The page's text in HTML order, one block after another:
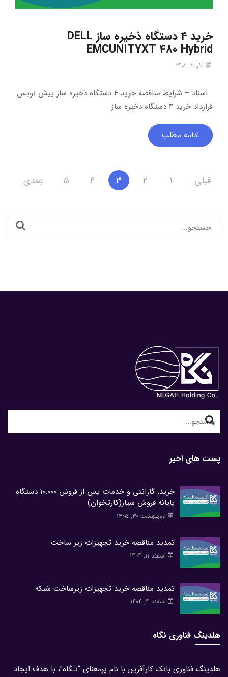
خرید ۴ دستگاه ذخیره ساز DELL
EMCUNITYXT 480 Hybrid
آذر ۳, ۱۴۰۳
اسناد – شرایط مناقصه خرید 4 دستگاه ذخیره ساز پیش نویس
قرارداد خرید 4 دستگاه ذخیره ساز
ادامه مطلب
صفحه‌بندی
قبلی 1
2
3
4
5 بعدی
for:
Search
for:
پست های اخیر
خرید، گارانتی و خدمات پس از فروش 10.000 دستگاه
پایانه فروش سیار(کارتخوان)
اردیبهشت ۳۰, ۱۴۰۵
تمدید مناقصه خرید تجهیزات زیر ساخت
اسفند ۱۱, ۱۴۰۴
تمدید مناقصه خرید تجهیزات زیرساخت شبکه
اسفند ۴, ۱۴۰۴
هلدینگ فناوری نگاه
هلدینگ فناوری بانک کارآفرین با نام پرمعنای “نـگاه”، با هدف ایجاد